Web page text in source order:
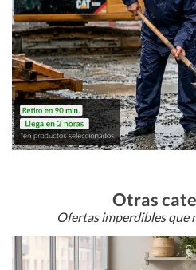
Otras
Ofertas imperdibles que